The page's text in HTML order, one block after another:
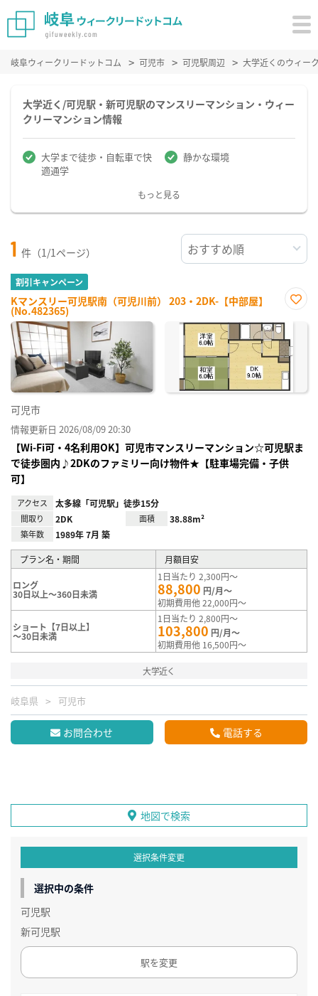
岐阜ウィークリードットコム 可児市 可児駅周辺 大学近くのウィー
大学近く/可児駅・新可児駅のマンスリーマンション・ウィー
クリーマンション情報
大学まで徒歩・自転車で快
適通学
静かな環境
もっと見る
1 件（1/1ページ）
割引キャンペーン
Kマンスリー可児駅南（可児川前） 203・2DK-【中部屋】
(No.482365)
に入
り登
録
可児市
情報更新日 2026/08/09 20:30
【Wi-Fi可・4名利用OK】可児市マンスリーマンション☆可児駅ま
で徒歩圏内♪2DKのファミリー向け物件★【駐車場完備・子供
可】
アクセス 太多線「可児駅」徒歩15分
間取り 2DK 面積 38.88m²
築年数 1989年 7月 築
プラン名・期間 月額目安
ロング
30日以上～360日未満
1日当たり 2,300円～
88,800 円/月～
初期費用他 22,000円～
ショート【7日以上】
～30日未満
1日当たり 2,800円～
103,800 円/月～
初期費用他 16,500円～
大学近く
岐阜県 可児市
お問合わせ 電話する
地図で検索
選択条件変更
選択中の条件
可児駅
新可児駅
駅を変更